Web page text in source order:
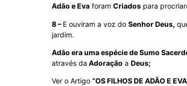
Adão e Eva foram Criados para
8 – E ouviram a voz do Senhor Deus,
jardim.
Adão era uma espécie de Sumo
através da Adoração a Deus;
Ver o Artigo “OS FILHOS DE ADÃO E